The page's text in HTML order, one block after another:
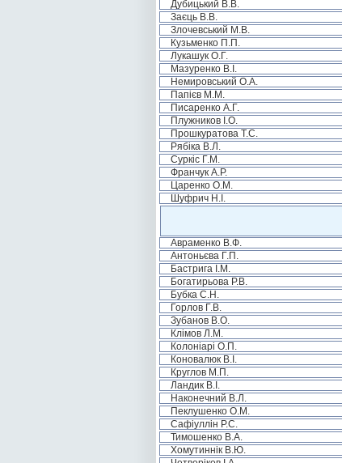
Дубицький В.В.
Заєць В.В.
Злочевський М.В.
Кузьменко П.П.
Лукашук О.Г.
Мазуренко В.І.
Немировський О.А.
Папієв М.М.
Писаренко А.Г.
Плужников І.О.
Прошкуратова Т.С.
Рябіка В.Л.
Суркіс Г.М.
Франчук А.Р.
Царенко О.М.
Шуфрич Н.І.
Авраменко В.Ф.
Антоньєва Г.П.
Бастрига І.М.
Богатирьова Р.В.
Бубка С.Н.
Горлов Г.В.
Зубанов В.О.
Клімов Л.М.
Колоніарі О.П.
Коновалюк В.І.
Круглов М.П.
Ландик В.І.
Наконечний В.Л.
Пеклушенко О.М.
Сафіуллін Р.С.
Тимошенко В.А.
Хомутиннік В.Ю.